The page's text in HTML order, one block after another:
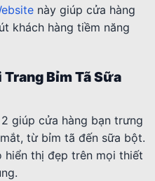
này giúp cửa hàng
khách hàng tiềm năng
Bỉm Tã Sữa
giúp cửa hàng bạn trưng
từ bỉm tã đến sữa bột.
hiển thị đẹp trên mọi thiết